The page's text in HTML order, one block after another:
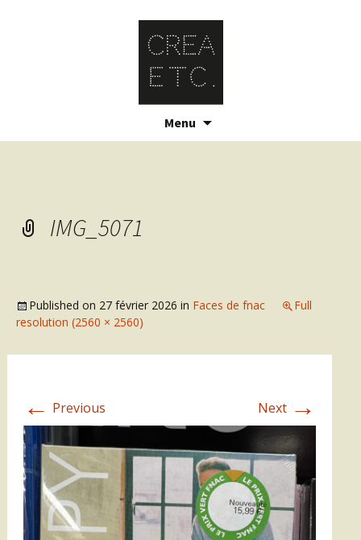
Menu
IMG_5071
Published on 27 février 2026 in Faces de fnac
Full
resolution (2560 × 2560)
← Previous Next →